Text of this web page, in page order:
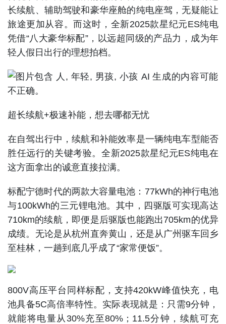
长续航、辅助驾驶和豪华座舱的纯电座驾，无疑能让
旅途更加从容。而这时，全新2025款星纪元ES纯电
凭借“八大豪华标配”，以远超同级的产品力，成为年
轻人假日出行的理想拍档。
超长续航+极速补能，想去哪都无忧
在自驾出行中，续航和补能效率是一辆纯电车型能否
胜任远行的关键考验。全新2025款星纪元ES纯电在
这方面拿出的诚意直接拉满。
标配宁德时代的两款大容量电池：77kWh的神行电池
与100kWh的三元锂电池。其中，四驱版可实现高达
710km的续航，即便是后驱版也能跑出705km的优异
成绩。无论是从杭州直奔黄山，还是从广州驱车回乡
至桂林，一趟到底几乎成了“家常便饭”。
800V高压平台同样标配，支持420kW峰值快充，电
池具备5C高倍率特性。实际表现就是：只需9分钟，
就能将电量从30%充至80%；11.5分钟，续航可充